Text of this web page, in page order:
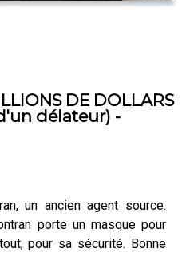
DE DOLLARS
délateur) -
un ancien agent source.
porte un masque pour
pour sa sécurité. Bonne